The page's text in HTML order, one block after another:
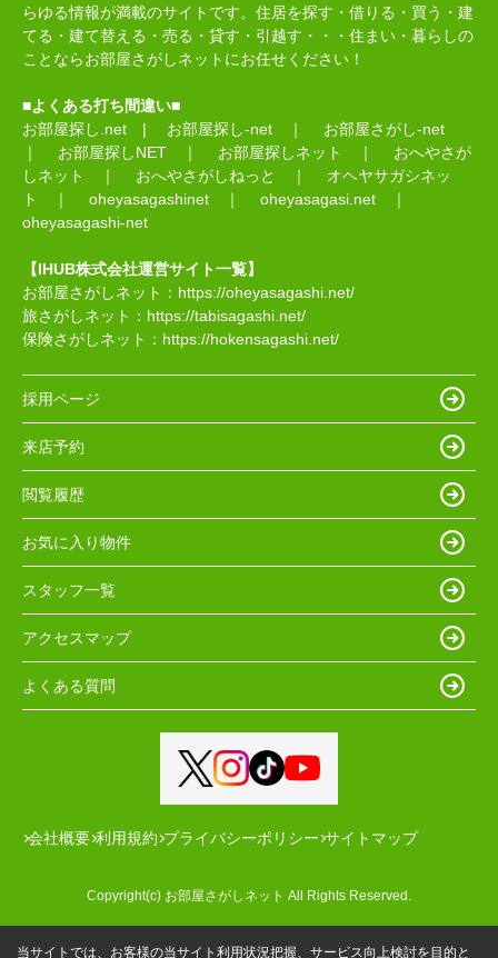
らゆる情報が満載のサイトです。住居を探す・借りる・買う・建
てる・建て替える・売る・貸す・引越す・・・住まい・暮らしの
ことならお部屋さがしネットにお任せください！
■よくある打ち間違い■
お部屋探し.net | お部屋探し-net ｜ お部屋さがし-net
｜ お部屋探しNET ｜ お部屋探しネット ｜ おへやさが
しネット
｜ おへやさがしねっと ｜ オヘヤサガシネッ
ト
｜ oheyasagashinet ｜ oheyasagasi.net ｜
oheyasagashi-net
【IHUB株式会社運営サイト一覧】
お部屋さがしネット： https://oheyasagashi.net/
旅さがしネット： https://tabisagashi.net/
保険さがしネット： https://hokensagashi.net/
採用ページ
来店予約
閲覧履歴
お気に入り物件
スタッフ一覧
アクセスマップ
よくある質問
会社概要 利用規約 プライバシーポリシー サイトマップ
Copyright(c) お部屋さがしネット All Rights Reserved.
当サイトでは、お客様の当サイト利用状況把握、サービス向上検討を目的と